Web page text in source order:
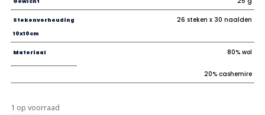
Stekenverhouding
10x10cm
26 steken x 30 naalden
Materiaal 80% wol
20% cashemire
1 op voorraad